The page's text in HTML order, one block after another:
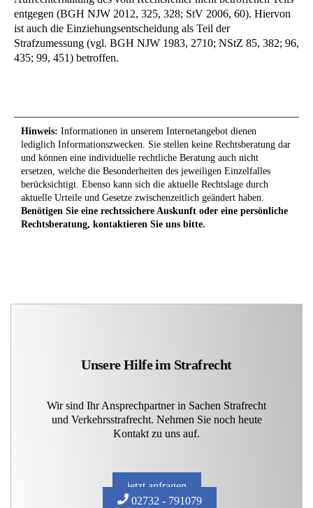
entgegen (BGH NJW 2012, 325, 328; StV 2006, 60). Hiervon
ist auch die Einziehungsentscheidung als Teil der
Strafzumessung (vgl. BGH NJW 1983, 2710; NStZ 85, 382; 96,
435; 99, 451) betroffen.
Hinweis: Informationen in unserem Internetangebot dienen
lediglich Informationszwecken. Sie stellen keine Rechtsberatung dar
und können eine individuelle rechtliche Beratung auch nicht
ersetzen, welche die Besonderheiten des jeweiligen Einzelfalles
berücksichtigt. Ebenso kann sich die aktuelle Rechtslage durch
aktuelle Urteile und Gesetze zwischenzeitlich geändert haben.
Benötigen Sie eine rechtssichere Auskunft oder eine persönliche
Rechtsberatung, kontaktieren Sie uns bitte.
Unsere Hilfe im Strafrecht
Wir sind Ihr Ansprechpartner in Sachen Strafrecht
und Verkehrsstrafrecht. Nehmen Sie noch heute
Kontakt zu uns auf.
jetzt anfragen
02732 - 791079